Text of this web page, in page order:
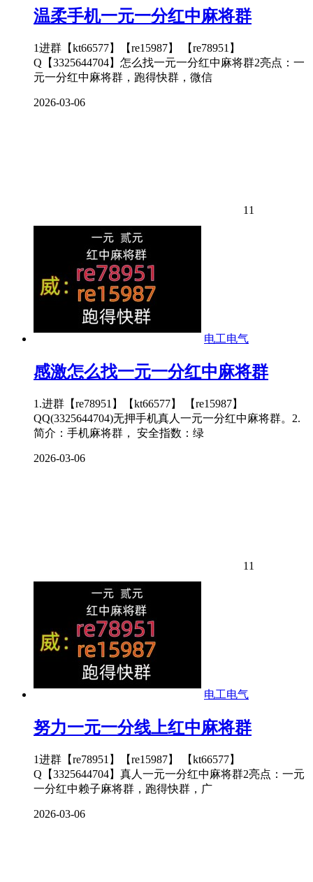
温柔手机一元一分红中麻将群
1进群【kt66577】【re15987】 【re78951】
Q【3325644704】怎么找一元一分红中麻将群2亮点：一
元一分红中麻将群，跑得快群，微信
2026-03-06
11
电工电气
感激怎么找一元一分红中麻将群
1.进群【re78951】【kt66577】 【re15987】
QQ(3325644704)无押手机真人一元一分红中麻将群。2.
简介：手机麻将群， 安全指数：绿
2026-03-06
11
电工电气
努力一元一分线上红中麻将群
1进群【re78951】【re15987】 【kt66577】
Q【3325644704】真人一元一分红中麻将群2亮点：一元
一分红中赖子麻将群，跑得快群，广
2026-03-06